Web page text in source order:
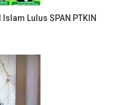
Lulus SPAN PTKIN